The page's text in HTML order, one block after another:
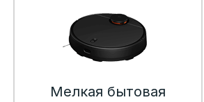
Мелкая бытовая